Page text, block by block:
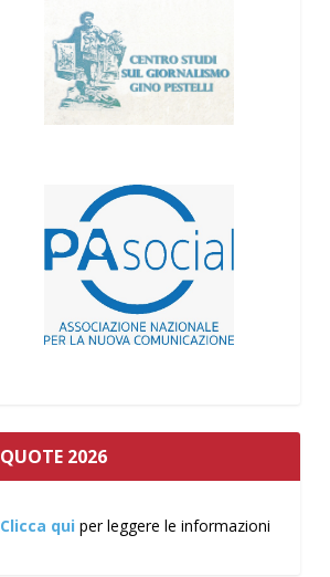
QUOTE 2026
Clicca qui per leggere le informazioni